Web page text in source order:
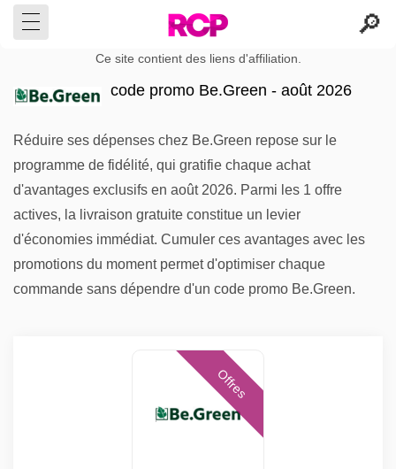
Ce site contient des liens d'affiliation.
code promo Be.Green - août 2026
Réduire ses dépenses chez Be.Green repose sur le
programme de fidélité, qui gratifie chaque achat
d'avantages exclusifs en août 2026. Parmi les 1 offre
actives, la livraison gratuite constitue un levier
d'économies immédiat. Cumuler ces avantages avec les
promotions du moment permet d'optimiser chaque
commande sans dépendre d'un code promo Be.Green.
Offres